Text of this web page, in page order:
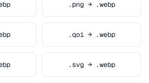
.png → .webp
.qoi → .webp
.svg → .webp